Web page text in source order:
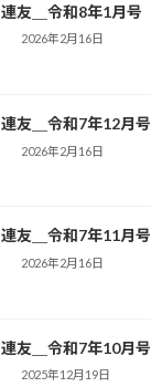
連友＿令和8年1月号
2026年2月16日
連友＿令和7年12月号
2026年2月16日
連友＿令和7年11月号
2026年2月16日
連友＿令和7年10月号
2025年12月19日